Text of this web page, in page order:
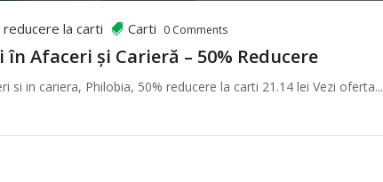
în Afaceri și Carieră – 50% Reducere
reducere la carti Carti 0 Comments
si in cariera, Philobia, 50% reducere la carti 21.14 lei Vezi oferta...